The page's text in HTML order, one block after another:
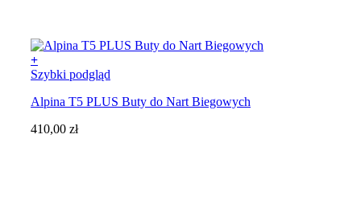
+
Ten
ma
wariantów.
Szybki podgląd
Alpina T5 PLUS Buty do Nart Biegowych
410,00 zł